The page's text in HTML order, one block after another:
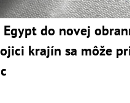
do novej
krajín sa môže